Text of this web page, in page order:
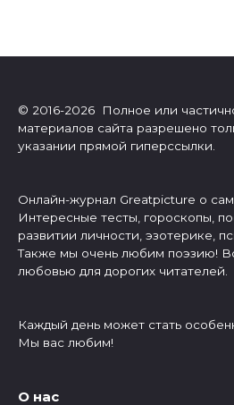
© 2016-2026 Полное или
материалов сайта разрешено
указании прямой гиперссылки.
Онлайн-журнал Greatpicture о
Интересные тесты, гороскопы,
развитии личности, эзотерике,
Также мы очень любим поэзию!
любовью для дорогих читателей.
Каждый день может стать
Мы вас любим!
О нас